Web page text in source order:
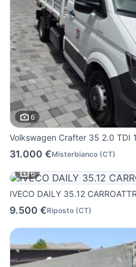
6
Volkswagen Crafter 35 2.0 TDI
31.000 €Misterbianco (CT)
6
IVECO DAILY 35.12
9.500 €Riposto (CT)